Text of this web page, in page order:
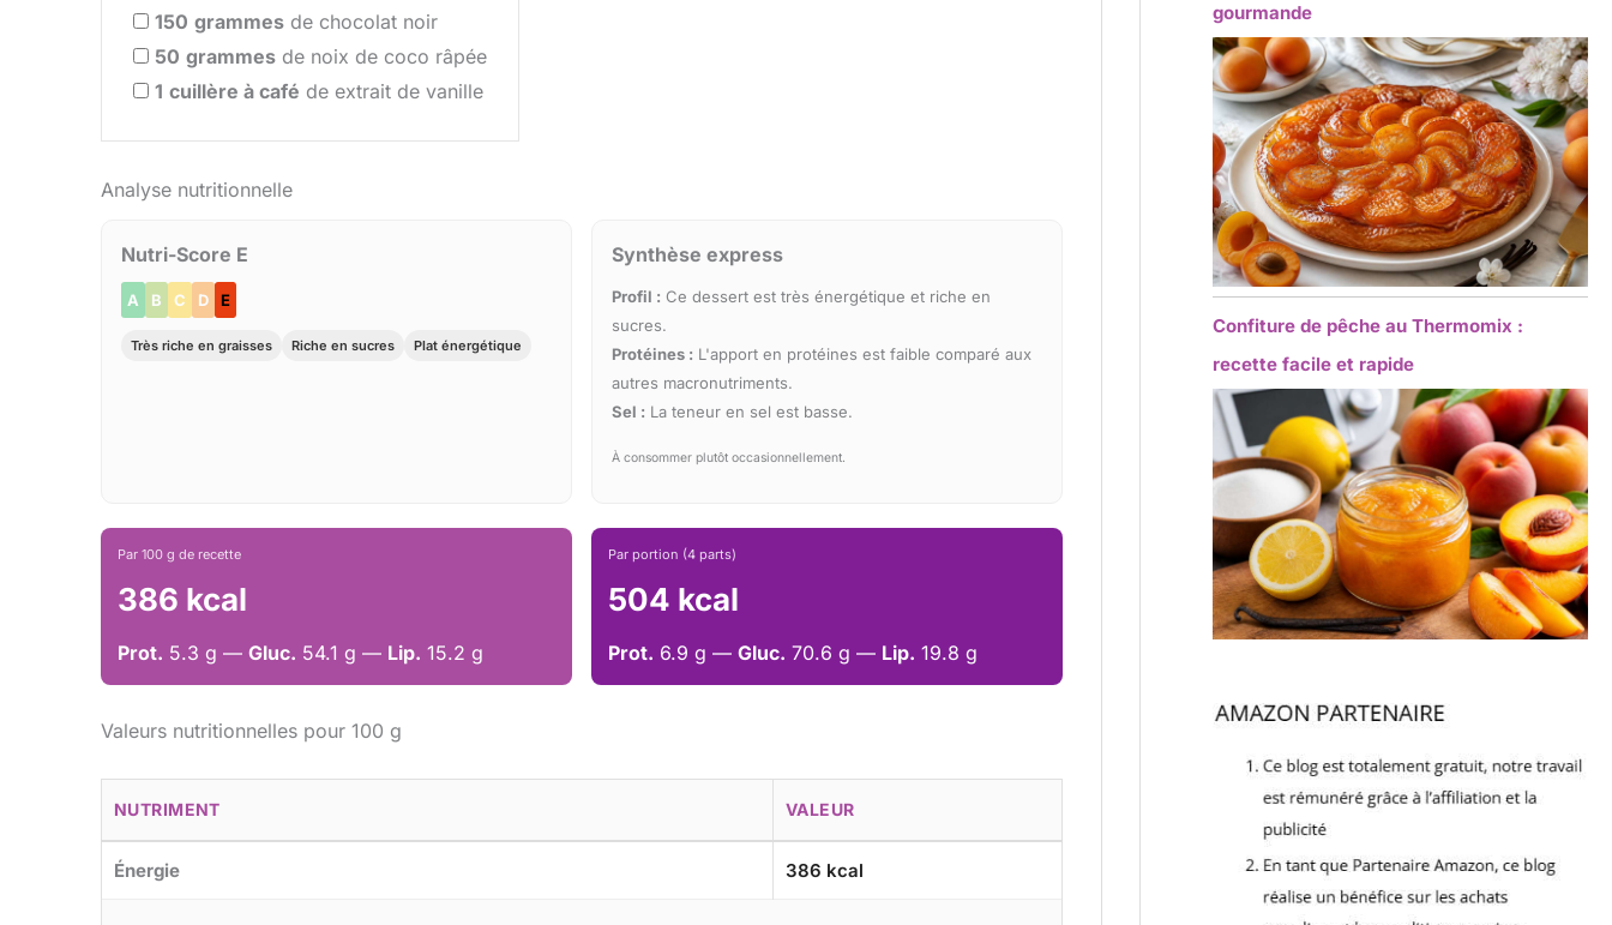
150 grammes de chocolat noir
50 grammes de noix de coco râpée
1 cuillère à café de extrait de vanille
Analyse nutritionnelle
Nutri-Score E
A B C D E
Très riche en graisses Riche en sucres Plat énergétique
Synthèse express
Profil : Ce dessert est très énergétique et riche en
sucres.
Protéines : L'apport en protéines est faible comparé aux
autres macronutriments.
Sel : La teneur en sel est basse.
À consommer plutôt occasionnellement.
Par 100 g de recette
386 kcal
Prot. 5.3 g — Gluc. 54.1 g — Lip. 15.2 g
Par portion (4 parts)
504 kcal
Prot. 6.9 g —Gluc. 70.6 g — Lip. 19.8 g
Valeurs nutritionnelles pour 100 g
NUTRIMENT VALEUR
Énergie 386 kcal
gourmande
Confiture de pêche au Thermomix :
recette facile et rapide